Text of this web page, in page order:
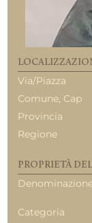
Via/Piazza
Comune, Cap
Provincia
Regione
PROPRIETÀ
Categoria